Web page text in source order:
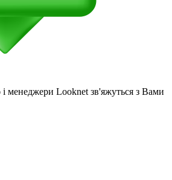
менеджери Looknet зв'яжуться з Вами